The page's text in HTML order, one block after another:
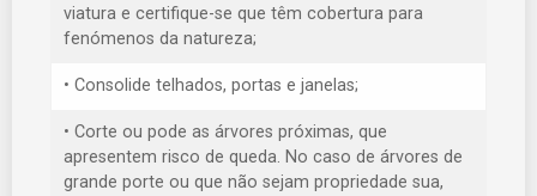
viatura e certifique-se que têm cobertura para
fenómenos da natureza;
• Consolide telhados, portas e janelas;
• Corte ou pode as árvores próximas, que
apresentem risco de queda. No caso de árvores de
grande porte ou que não sejam propriedade sua,